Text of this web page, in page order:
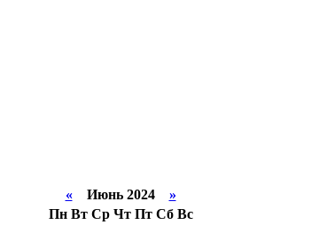
«Июнь 2024 »
Пн Вт Ср Чт Пт Сб Вс